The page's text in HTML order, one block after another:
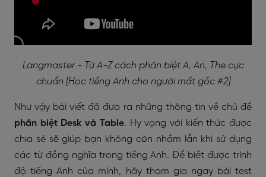
Langmaster - Từ A-Z cách phân biệt A, An, The cực
chuẩn [Học tiếng Anh cho người mất gốc #2]
Như vậy bài viết đã đưa ra những thông tin về chủ đề
phân biệt Desk và Table. Hy vọng với kiến thức được
chia sẻ sẽ giúp bạn không còn nhầm lẫn khi sử dụng
các từ đồng nghĩa trong tiếng Anh. Để biết được trình
độ tiếng Anh của mình, hãy tham gia ngay bài test